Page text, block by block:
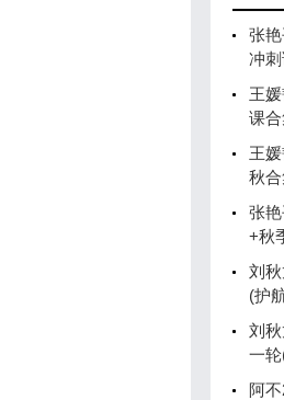
张
冲
王
课
王
秋
张
+秋
刘
(护
刘
一
阿